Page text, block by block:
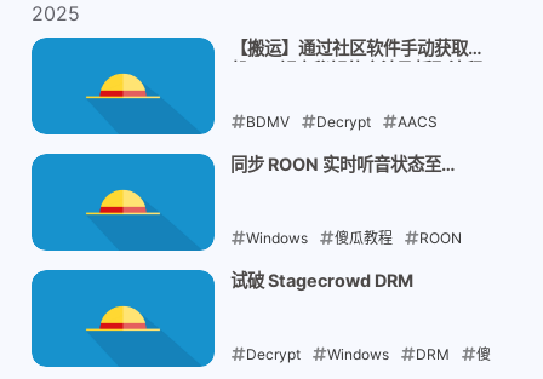
Misskey
StarTube
Share Box
2025
【搬运】通过社区软件手动获取一
BDMV Decrypt AACS
Windows MAC
同步 ROON 实时听音状态至
Windows 傻瓜教程 ROON
Discord 插件
试破 Stagecrowd DRM
Decrypt Windows DRM 傻